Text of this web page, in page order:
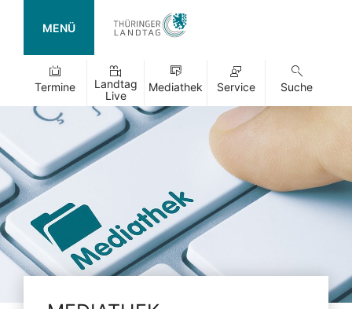
MENÜ
Termine
Landtag
Live
Mediathek Service Suche